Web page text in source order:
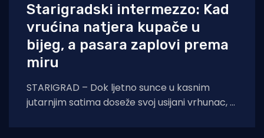
Starigradski intermezzo: Kad
vrućina natjera kupače u
bijeg, a pasara zaplovi prema
miru
STARIGRAD – Dok ljetno sunce u kasnim
jutarnjim satima doseže svoj usijani vrhunac, a